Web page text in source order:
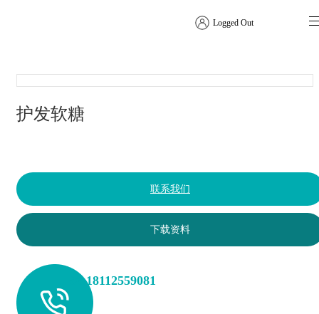
Logged Out
护发软糖
联系我们
下载资料
+86 18112559081